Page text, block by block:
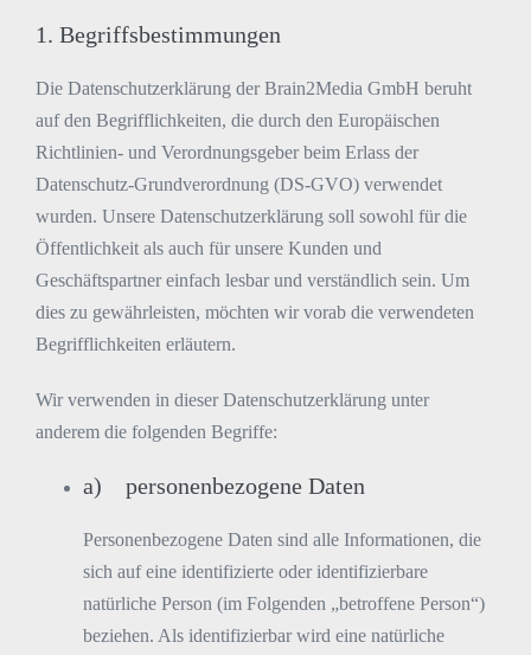
1. Begriffsbestimmungen
Die Datenschutzerklärung der Brain2Media GmbH beruht
auf den Begrifflichkeiten, die durch den Europäischen
Richtlinien- und Verordnungsgeber beim Erlass der
Datenschutz-Grundverordnung (DS-GVO) verwendet
wurden. Unsere Datenschutzerklärung soll sowohl für die
Öffentlichkeit als auch für unsere Kunden und
Geschäftspartner einfach lesbar und verständlich sein. Um
dies zu gewährleisten, möchten wir vorab die verwendeten
Begrifflichkeiten erläutern.
Wir verwenden in dieser Datenschutzerklärung unter
anderem die folgenden Begriffe:
a) personenbezogene Daten
Personenbezogene Daten sind alle Informationen, die
sich auf eine identifizierte oder identifizierbare
natürliche Person (im Folgenden „betroffene Person“)
beziehen. Als identifizierbar wird eine natürliche